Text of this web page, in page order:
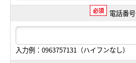
必須 電話番号
入力例：0963757131（ハイフンなし）